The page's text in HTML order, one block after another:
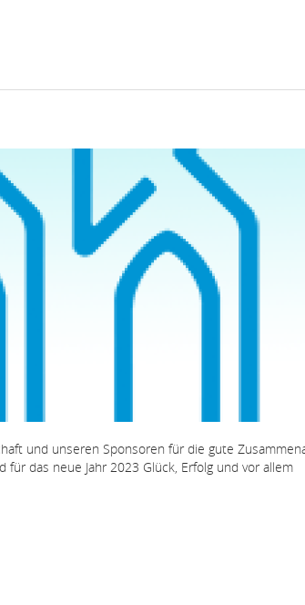
und unseren Sponsoren für die gute
das neue Jahr 2023 Glück, Erfolg und vor allem